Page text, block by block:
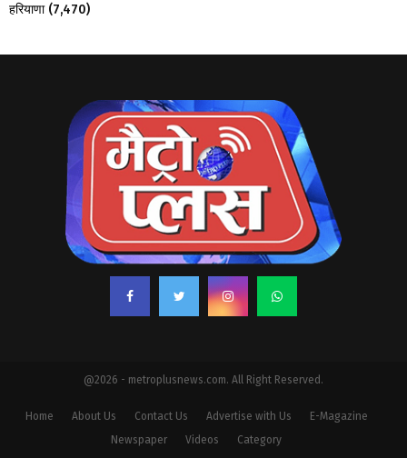
हरियाणा(7,470)
@2026 - metroplusnews.com. All Right Reserved.
Home About Us Contact Us Advertise with Us
E-Magazine
Newspaper
Videos Category